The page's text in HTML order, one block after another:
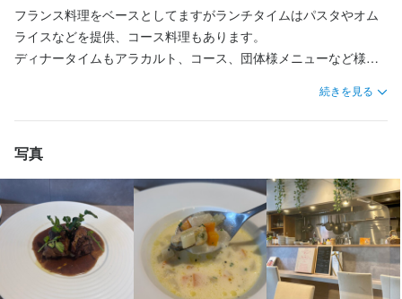
フランス料理をベースとしてますがランチタイムはパスタやオム
ライスなどを提供、コース料理もあります。
ディナータイムもアラカルト、コース、団体様メニューなど様々
続きを見る
写真
仕事内容
当店では、フレンチや創作料理を提供しており、正社員の調理ス
タッフとして主に前菜の調理を担当していただきます。具体的に
の工程も覚えていただきますのでご安心ください。
1日の平均調理数は40～59食程度で、無理のない範囲で業務を分
担しています。仕込みや調理は営業前から準備を始め、営業中は
チームで連携しながら進めていきます。忙しい時間帯もあります
が、スタッフ同士で協力しながら働ける環境です。
駅チカ(徒歩5分以内)
個人経営(2店舗以内) 面接1回
全般をお任せします。
お客様への料理•ドリンクのご提供もしていただきます。
将来的には、料理長候補として、仕入れ、食材管理、メニュー開
発、他の調理スタッフへの指導・育成などの業務もお任せしま
す。